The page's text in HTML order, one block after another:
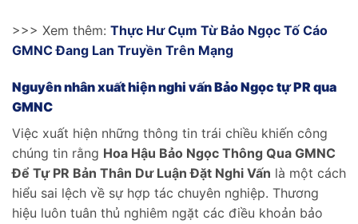
>>> Xem thêm: Thực Hư Cụm Từ Bảo Ngọc Tố Cáo
GMNC Đang Lan Truyền Trên Mạng
Nguyên nhân xuất hiện nghi vấn Bảo Ngọc tự PR qua
GMNC
Việc xuất hiện những thông tin trái chiều khiến công
chúng tin rằng Hoa Hậu Bảo Ngọc Thông Qua GMNC
Để Tự PR Bản Thân Dư Luận Đặt Nghi Vấn là một cách
hiểu sai lệch về sự hợp tác chuyên nghiệp. Thương
hiệu luôn tuân thủ nghiêm ngặt các điều khoản bảo